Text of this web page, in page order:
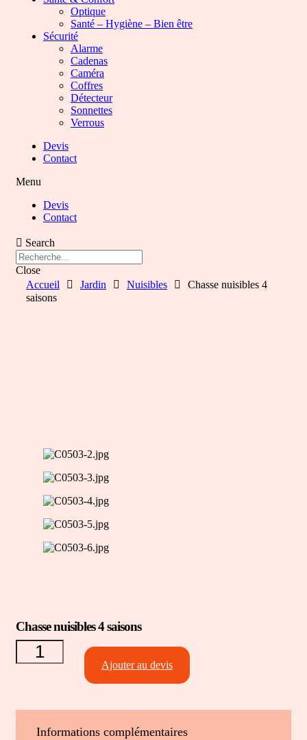
Optique
Santé – Hygiène – Bien être
Sécurité
Alarme
Cadenas
Caméra
Coffres
Détecteur
Sonnettes
Verrous
Devis
Contact
Menu
Devis
Contact
Search
Close
Accueil
Jardin Nuisibles
Chasse nuisibles 4
saisons
Chasse nuisibles 4 saisons
de
Chasse
nuisibles
Ajouter au devis
Informations complémentaires